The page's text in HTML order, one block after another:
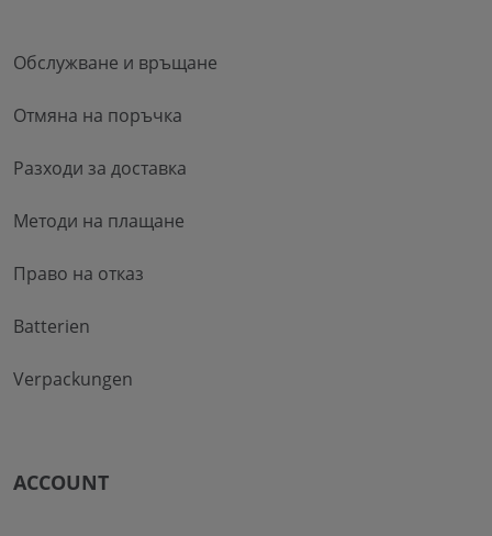
Обслужване и връщане
Отмяна на поръчка
Разходи за доставка
Методи на плащане
Право на отказ
Batterien
Verpackungen
ACCOUNT